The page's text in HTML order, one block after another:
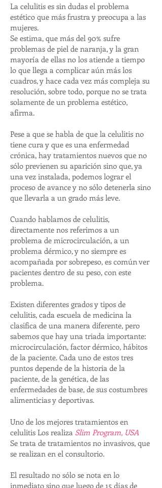
La celulitis es sin dudas el problema
estético que más frustra y preocupa a las
mujeres.
Se estima, que más del 90% sufre
problemas de piel de naranja, y la gran
mayoría de ellas no los atiende a tiempo
lo que llega a complicar aún más los
cuadros, y hace cada vez más compleja su
resolución, sobre todo, porque no se trata
solamente de un problema estético,
afirma.
Pese a que se habla de que la celulitis no
tiene cura y que es una enfermedad
crónica, hay tratamientos nuevos que no
sólo previenen su aparición sino que, ya
una vez instalada, podemos lograr el
proceso de avance y no sólo detenerla sino
que llevarla a un grado más leve.
Cuando hablamos de celulitis,
directamente nos referimos a un
problema de microcirculación, a un
problema dérmico, y no siempre es
acompañada por sobrepeso, es común ver
pacientes dentro de su peso, con este
problema.
Existen diferentes grados y tipos de
celulitis, cada escuela de medicina la
clasifica de una manera diferente, pero
sabemos que hay una triada importante:
microcirculación, factor dérmico, hábitos
de la paciente. Cada uno de estos tres
puntos depende de la historia de la
paciente, de la genética, de las
enfermedades de base, de sus costumbres
alimenticias y deportivas.
Uno de los mejores tratamientos en
celulitis Los realiza Slim Program, USA
Se trata de tratamientos no invasivos, que
se realizan en el consultorio.
El resultado no sólo se nota en lo
inmediato sino que luego de 15 días de